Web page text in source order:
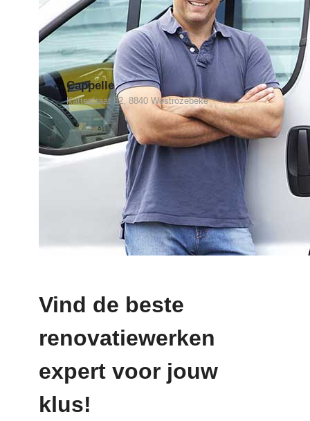
Cappelle
Kattestraat 82, 8840 Westrozebeke
Vind de beste
renovatiewerken
expert voor jouw
klus!